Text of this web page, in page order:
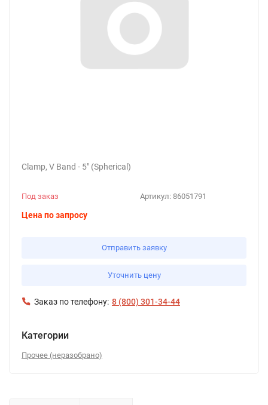
Clamp, V Band - 5" (Spherical)
Артикул: 86051791
Под заказ
Цена по запросу
Отправить заявку
Уточнить цену
Заказ по телефону: 8 (800) 301-34-44
Категории
Прочее (неразобрано)